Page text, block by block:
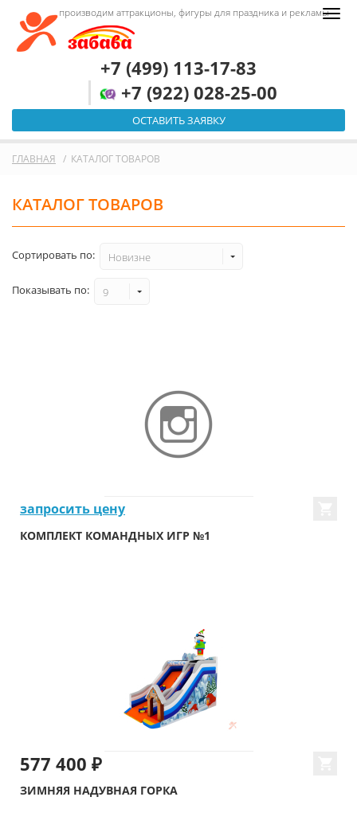
производим аттракционы, фигуры для праздника и рекламы
+7 (499) 113-17-83
+7 (922) 028-25-00
ОСТАВИТЬ ЗАЯВКУ
ГЛАВНАЯ КАТАЛОГ ТОВАРОВ
КАТАЛОГ ТОВАРОВ
Сортировать по: Новизне
Показывать по: 9
запросить цену
КОМПЛЕКТ КОМАНДНЫХ ИГР №1
577 400 ₽
ЗИМНЯЯ НАДУВНАЯ ГОРКА